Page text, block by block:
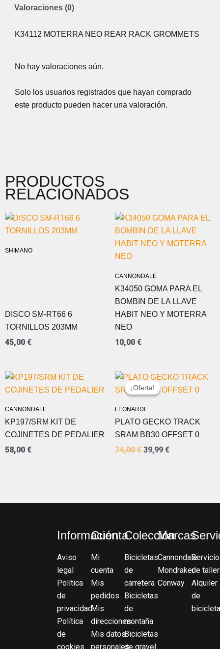
Valoraciones (0)
K34112 MOTERRA NEO REAR RACK GROMMETS
No hay valoraciones aún.
Solo los usuarios registrados que hayan comprado
este producto pueden hacer una valoración.
PRODUCTOS
RELACIONADOS
SHIMANO
DISCO SM-RT66 6
TORNILLOS 203MM
45,00 €
CANNONDALE
K34050 GOMA PARA EL
BOMBIN DE LA LLAVE
HABIT NEO Y MOTERRA
NEO
10,00 €
CANNONDALE
KP197/SRM KIT DE
COJINETES DE PEDALIER
58,00 €
¡Oferta!
LEONARDI
¡Oferta!
PLATO GECKO TRACK
SRAM BB30 OFFSET 0
74,00€
EL
PRECIO
ORIGINAL
74,00 €.
39,99 €
EL
PRECIO
ACTUAL
Información
Aviso
legal
Política
de
privacidad
Política
de
cookies
Cuenta
Mi
cuenta
Mis
pedidos
Mis
direcciones
Mis datos
personales
Colección
Bicicletas
de
carretera
Bicicletas
de
montaña
Bicicletas
de gravel
Marcas
Cannondale
Mondraker
Conway
Servicio
de taller
Alquiler
de